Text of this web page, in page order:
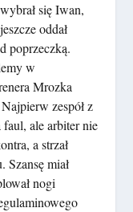
się Iwan,
oddał
poprzeczką.
w
Mrozka
zespół z
faul, ale arbiter nie
a strzał
Szansę miał
nogi